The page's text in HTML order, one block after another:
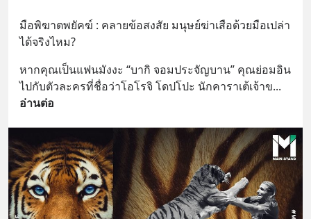
มือพิฆาตพยัคฆ์ : คลายข้อสงสัย มนุษย์ฆ่าเสือด้วยมือเปล่า
ได้จริงไหม?
หากคุณเป็นแฟนมังงะ “บากิ จอมประจัญบาน” คุณย่อมอิน
ไปกับตัวละครที่ชื่อว่าโอโรจิ โดปโปะ นักคาราเต้เจ้าข
อ่านต่อ